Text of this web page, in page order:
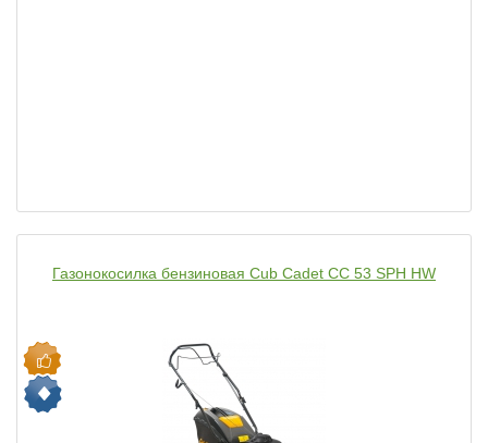
Газонокосилка бензиновая Cub Cadet CC 53 SPH HW